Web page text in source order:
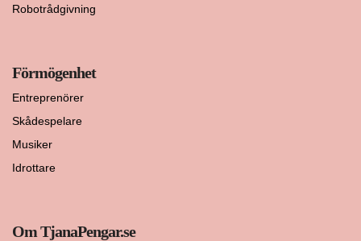
Robotrådgivning
Förmögenhet
Entreprenörer
Skådespelare
Musiker
Idrottare
Om TjanaPengar.se